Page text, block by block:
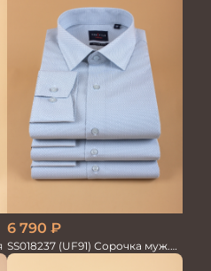
6 790 ₽
SS018237 (UF91) Сорочка муж.
GROSTYLE TRENDY